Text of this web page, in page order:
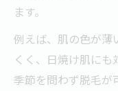
ます。
例えば、肌の色が薄
くく、日焼け肌にも
季節を問わず脱毛が